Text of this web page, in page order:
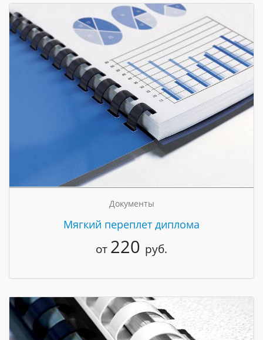
Документы
Мягкий переплет диплома
от 220 руб.